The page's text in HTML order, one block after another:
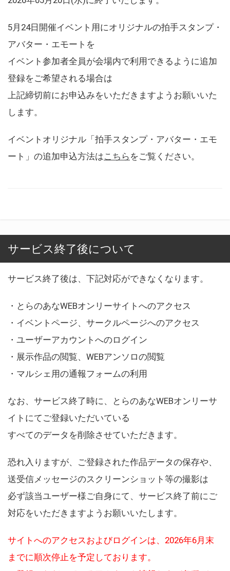
5月24日開催イベント用にオリジナルの拍手スタンプ・
アバター・エモートを
イベント参加者全員が会場内で利用できるように追加
登録をご希望される場合は
上記締切前にお申込みをいただきますようお願いいた
します。
イベントオリジナル「拍手スタンプ・アバター・エモ
ート」の追加申込方法はこちら をご覧ください。
サービス終了後について
サービス終了後は、下記対応ができなくなります。
・とらのあなWEBオンリーサイトへのアクセス
・イベントページ、サークルページへのアクセス
・ユーザーアカウントへのログイン
・展示作品の閲覧、WEBアンソロの閲覧
・マルシェ用の通報フォームの利用
なお、サービス終了時に、とらのあなWEBオンリーサ
イトにてご登録いただいている
すべてのデータを削除させていただきます。
恐れ入りますが、ご登録された作品データの保存や、
送受信メッセージのスクリーンショット等の撮影は
必ず該当ユーザー様ご自身にて、サービス終了前にご
対応をいただきますようお願いいたします。
サイトへのアクセスおよびログインは、2026年6月末
までに順次停止を予定しております。